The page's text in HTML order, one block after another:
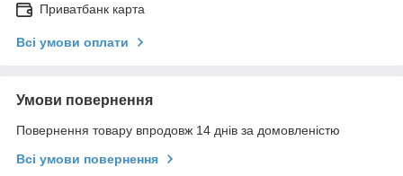
Приватбанк карта
Всі умови оплати
Умови повернення
Повернення товару впродовж 14 днів за домовленістю
Всі умови повернення